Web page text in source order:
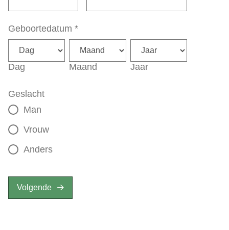
Geboortedatum *
Dag Maand Jaar
Geslacht
Man
Vrouw
Anders
Volgende